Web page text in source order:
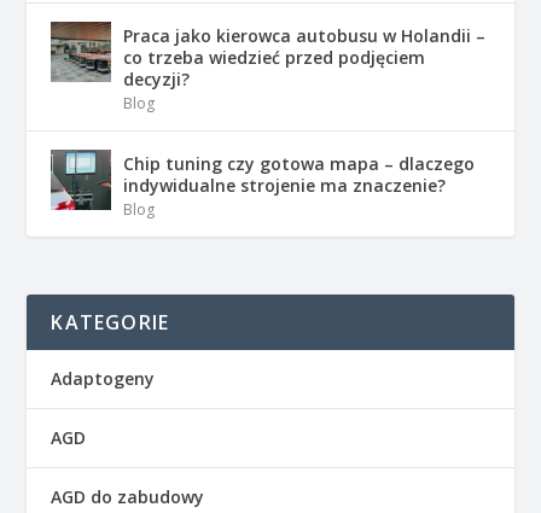
Praca jako kierowca autobusu w Holandii –
co trzeba wiedzieć przed podjęciem
decyzji?
Blog
Chip tuning czy gotowa mapa – dlaczego
indywidualne strojenie ma znaczenie?
Blog
KATEGORIE
Adaptogeny
AGD
AGD do zabudowy